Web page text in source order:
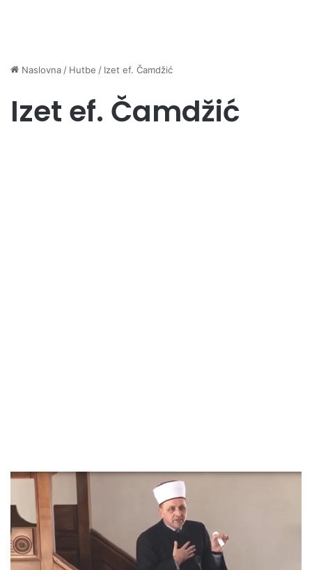
Naslovna / Hutbe / Izet ef. Čamdžić
Izet ef. Čamdžić